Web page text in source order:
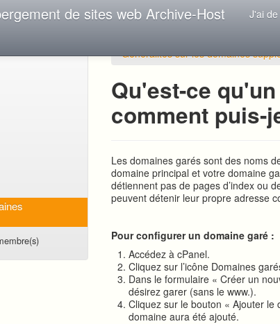
de sites web Archive-Host J'ai
Généralités sur les domaines
Qu'est-ce
comment puis-
Les domaines garés sont des noms
domaine principal et votre domaine
détiennent pas de pages d’index ou
peuvent détenir leur propre adresse
Pour configurer un domaine garé :
Accédez à cPanel.
Cliquez sur l’icône Domaines
Dans le formulaire « Créer un
désirez garer (sans le www.).
Cliquez sur le bouton « Ajouter le
domaine aura été ajouté.